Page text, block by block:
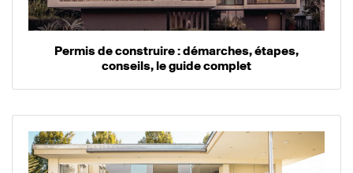
Permis de construire : démarches, étapes,
conseils, le guide complet